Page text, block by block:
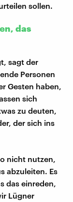
sollen.
das
sagt der
Personen
Gesten haben,
sich
zu deuten,
der sich ins
nicht nutzen,
abzuleiten. Es
das einreden,
Lügner